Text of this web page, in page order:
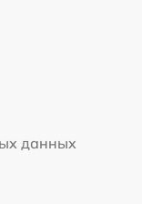
данных